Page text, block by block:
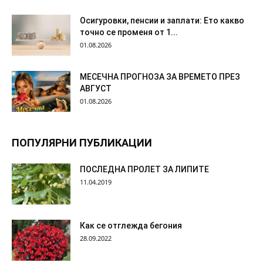
Осигуровки, пенсии и заплати: Ето какво
точно се променя от 1...
01.08.2026
МЕСЕЧНА ПРОГНОЗА ЗА ВРЕМЕТО ПРЕЗ
АВГУСТ
01.08.2026
ПОПУЛЯРНИ ПУБЛИКАЦИИ
ПОСЛЕДНА ПРОЛЕТ ЗА ЛИПИТЕ
11.04.2019
Как се отглежда бегония
28.09.2022